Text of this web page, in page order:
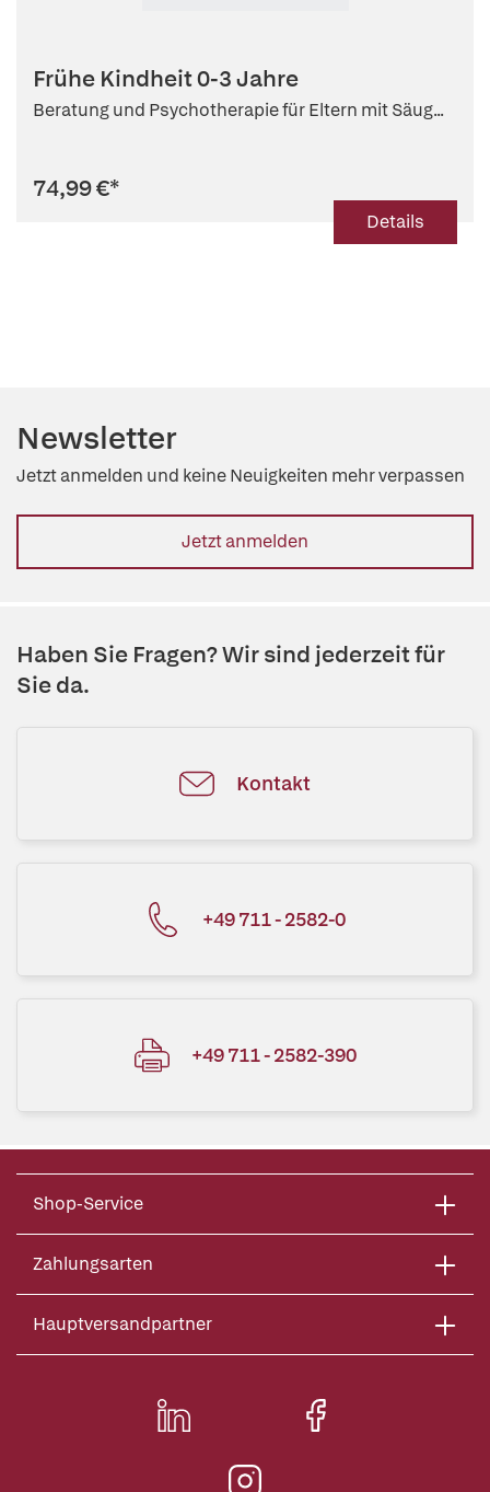
Frühe Kindheit 0-3 Jahre
Beratung und Psychotherapie für Eltern mit Säug...
74,99 €*
Details
Newsletter
Jetzt anmelden und keine Neuigkeiten mehr verpassen
Jetzt anmelden
Haben Sie Fragen? Wir sind jederzeit für
Sie da.
Kontakt
+49 711 - 2582-0
+49 711 - 2582-390
Shop-Service
Zahlungsarten
Hauptversandpartner